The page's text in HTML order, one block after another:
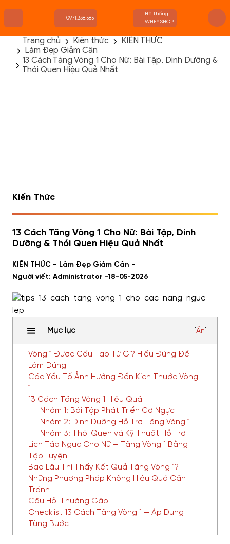
TRANG CHỦ
FLASH SALE
0971.338.585
Hệ thống
WHEYSHOP
Trang chủ Kiến thức
KIẾN THỨC
Làm Đẹp Giảm Cân
13 Cách Tăng Vòng 1 Cho Nữ: Bài Tập, Dinh Dưỡng &
Thói Quen Hiệu Quả Nhất
Kiến Thức
13 Cách Tăng Vòng 1 Cho Nữ: Bài Tập, Dinh
Dưỡng & Thói Quen Hiệu Quả Nhất
KIẾN THỨC - Làm Đẹp Giảm Cân -
Người viết: Administrator -18-05-2026
Mục lục Ẩn
Vòng 1 Được Cấu Tạo Từ Gì? Hiểu Đúng Để
Làm Đúng
Các Yếu Tố Ảnh Hưởng Đến Kích Thước Vòng
1
13 Cách Tăng Vòng 1 Hiệu Quả
Nhóm 1: Bài Tập Phát Triển Cơ Ngực
Nhóm 2: Dinh Dưỡng Hỗ Trợ Tăng Vòng 1
Nhóm 3: Thói Quen và Kỹ Thuật Hỗ Trợ
Lịch Tập Ngực Cho Nữ — Tăng Vòng 1 Bằng
Tập Luyện
Bao Lâu Thì Thấy Kết Quả Tăng Vòng 1?
Những Phương Pháp Không Hiệu Quả Cần
Tránh
Câu Hỏi Thường Gặp
Checklist 13 Cách Tăng Vòng 1 — Áp Dụng
Từng Bước